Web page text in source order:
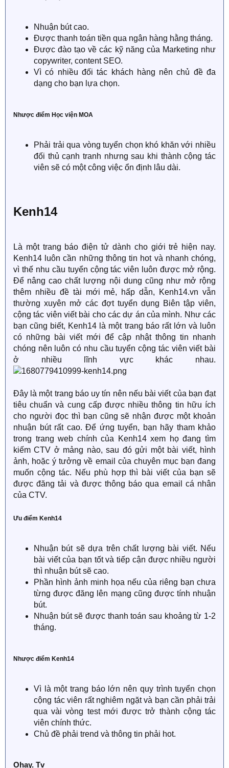
Nhuận bút cao.
Được thanh toán tiền qua ngân hàng hằng tháng.
Được đào tạo về các kỹ năng của Marketing như
copywriter, content SEO.
Vì có nhiều đối tác khách hàng nên chủ đề đa
dạng cho bạn lựa chọn.
Nhược điểm Học viện MOA
Phải trải qua vòng tuyển chọn khó khăn với nhiều
đối thủ cạnh tranh nhưng sau khi thành cộng tác
viên sẽ có một công việc ổn định lâu dài.
Kenh14
Là một trang báo điện tử dành cho giới trẻ hiện nay.
Kenh14 luôn cần những thông tin hot và nhanh chóng,
vì thế nhu cầu tuyển cộng tác viên luôn được mở rộng.
Để nâng cao chất lượng nội dung cũng như mở rộng
thêm nhiều đề tài mới mẻ, hấp dẫn, Kenh14.vn vẫn
thường xuyên mở các đợt tuyển dụng Biên tập viên,
cộng tác viên viết bài cho các dự án của mình. Như các
bạn cũng biết, Kenh14 là một trang báo rất lớn và luôn
có những bài viết mới để cập nhật thông tin nhanh
chóng nên luôn có nhu cầu tuyển cộng tác viên viết bài
ở nhiều lĩnh vực khác nhau.
Đây là một trang báo uy tín nên nếu bài viết của bạn đạt
tiêu chuẩn và cung cấp được nhiều thông tin hữu ích
cho người đọc thì bạn cũng sẽ nhận được một khoản
nhuận bút rất cao. Để ứng tuyển, bạn hãy tham khảo
trong trang web chính của Kenh14 xem họ đang tìm
kiếm CTV ở mảng nào, sau đó gửi một bài viết, hình
ảnh, hoặc ý tưởng về email của chuyên mục bạn đang
muốn cộng tác. Nếu phù hợp thì bài viết của bạn sẽ
được đăng tải và được thông báo qua email cá nhân
của CTV.
Ưu điểm Kenh14
Nhuận bút sẽ dựa trên chất lượng bài viết. Nếu
bài viết của bạn tốt và tiếp cận được nhiều người
thì nhuận bút sẽ cao.
Phần hình ảnh minh họa nếu của riêng bạn chưa
từng được đăng lên mạng cũng được tính nhuận
bút.
Nhuận bút sẽ được thanh toán sau khoảng từ 1-2
tháng.
Nhược điểm Kenh14
Vì là một trang báo lớn nên quy trình tuyển chọn
cộng tác viên rất nghiêm ngặt và bạn cần phải trải
qua vài vòng test mới được trở thành cộng tác
viên chính thức.
Chủ đề phải trend và thông tin phải hot.
Ohay. Tv